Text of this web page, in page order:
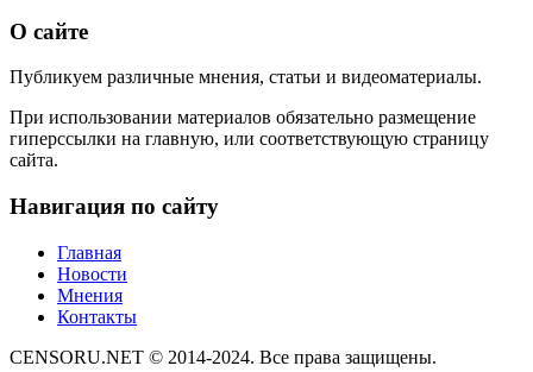
О сайте
Публикуем различные мнения, статьи и видеоматериалы.
При использовании материалов обязательно размещение
гиперссылки на главную, или соответствующую страницу
сайта.
Навигация по сайту
Главная
Новости
Мнения
Контакты
CENSORU.NET © 2014-2024. Все права защищены.